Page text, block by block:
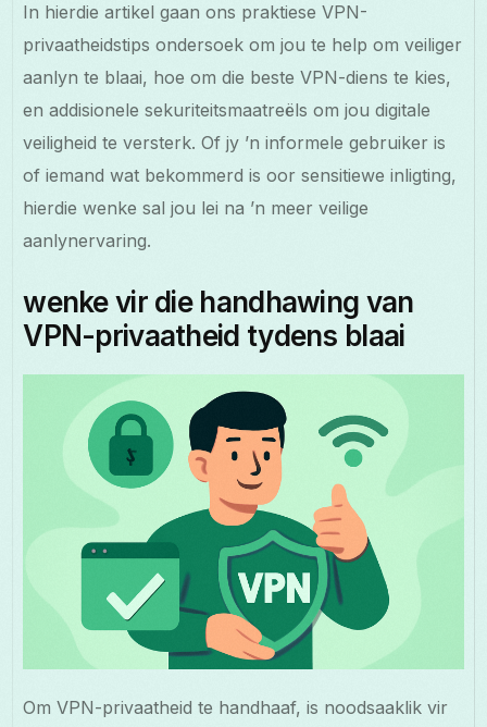
In hierdie artikel gaan ons praktiese VPN-
privaatheidstips ondersoek om jou te help om veiliger
aanlyn te blaai, hoe om die beste VPN-diens te kies,
en addisionele sekuriteitsmaatreëls om jou digitale
veiligheid te versterk. Of jy ’n informele gebruiker is
of iemand wat bekommerd is oor sensitiewe inligting,
hierdie wenke sal jou lei na ’n meer veilige
aanlynervaring.
wenke vir die handhawing van
VPN-privaatheid tydens blaai
Om VPN-privaatheid te handhaaf, is noodsaaklik vir